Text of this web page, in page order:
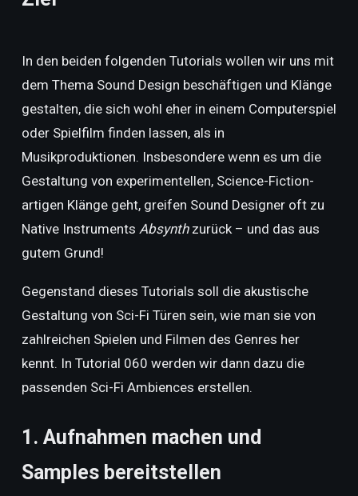
In den beiden folgenden Tutorials wollen wir uns mit
dem Thema Sound Design beschäftigen und Klänge
gestalten, die sich wohl eher in einem Computerspiel
oder Spielfilm finden lassen, als in
Musikproduktionen. Insbesondere wenn es um die
Gestaltung von experimentellen, Science-Fiction-
artigen Klänge geht, greifen Sound Designer oft zu
Native Instruments Absynthzurück – und das aus
gutem Grund!
Gegenstand dieses Tutorials soll die akustische
Gestaltung von Sci-Fi Türen sein, wie man sie von
zahlreichen Spielen und Filmen des Genres her
kennt. In Tutorial 060 werden wir dann dazu die
passenden Sci-Fi Ambiences erstellen.
1. Aufnahmen machen und
Samples bereitstellen